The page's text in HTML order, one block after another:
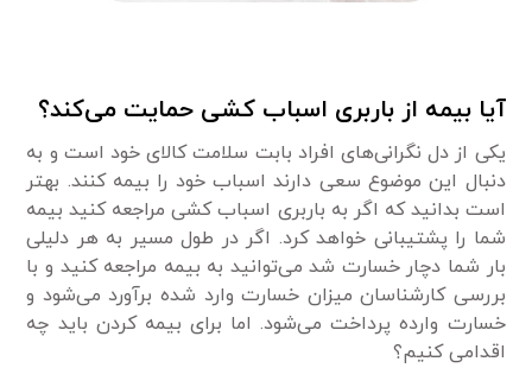
آیا بیمه از باربری اسباب کشی حمایت می‌کند؟
یکی از دل نگرانی‌های افراد بابت سلامت کالای خود است و به
دنبال این موضوع سعی دارند اسباب خود را بیمه کنند. بهتر
است بدانید که اگر به باربری اسباب کشی مراجعه کنید بیمه
شما را پشتیبانی خواهد کرد. اگر در طول مسیر به هر دلیلی
بار شما دچار خسارت شد می‌توانید به بیمه مراجعه کنید و با
بررسی کارشناسان میزان خسارت وارد شده برآورد می‌شود و
خسارت وارده پرداخت می‌شود. اما برای بیمه کردن باید چه
اقدامی کنیم؟